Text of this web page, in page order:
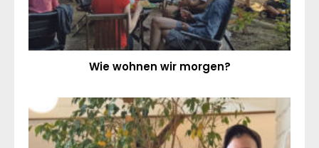
Wie wohnen wir morgen?